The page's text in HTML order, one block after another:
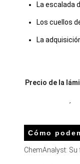
La escalada
Los cuellos
La
Precio de la
El precio
El precio
Cómo
ChemAnalyst: